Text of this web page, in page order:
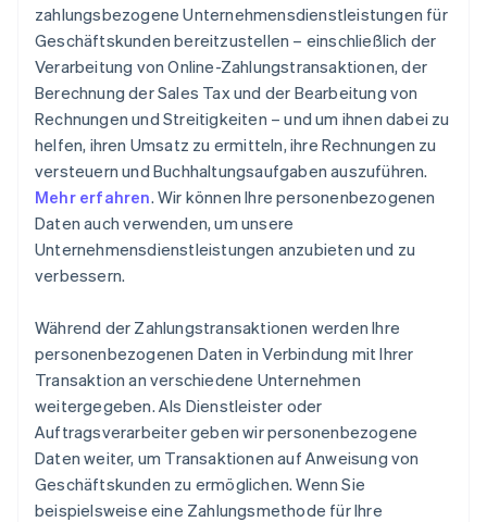
zahlungsbezogene Unternehmensdienstleistungen für
Geschäftskunden bereitzustellen – einschließlich der
Verarbeitung von Online-Zahlungstransaktionen, der
Berechnung der Sales Tax und der Bearbeitung von
Rechnungen und Streitigkeiten – und um ihnen dabei zu
helfen, ihren Umsatz zu ermitteln, ihre Rechnungen zu
versteuern und Buchhaltungsaufgaben auszuführen.
Mehr erfahren. Wir können Ihre personenbezogenen
Daten auch verwenden, um unsere
Unternehmensdienstleistungen anzubieten und zu
verbessern.
Während der Zahlungstransaktionen werden Ihre
personenbezogenen Daten in Verbindung mit Ihrer
Transaktion an verschiedene Unternehmen
weitergegeben. Als Dienstleister oder
Auftragsverarbeiter geben wir personenbezogene
Daten weiter, um Transaktionen auf Anweisung von
Geschäftskunden zu ermöglichen. Wenn Sie
beispielsweise eine Zahlungsmethode für Ihre